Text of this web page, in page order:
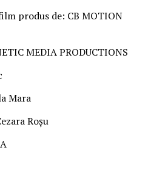
produs de: CB MOTION
MEDIA PRODUCTIONS
Mara
Roșu